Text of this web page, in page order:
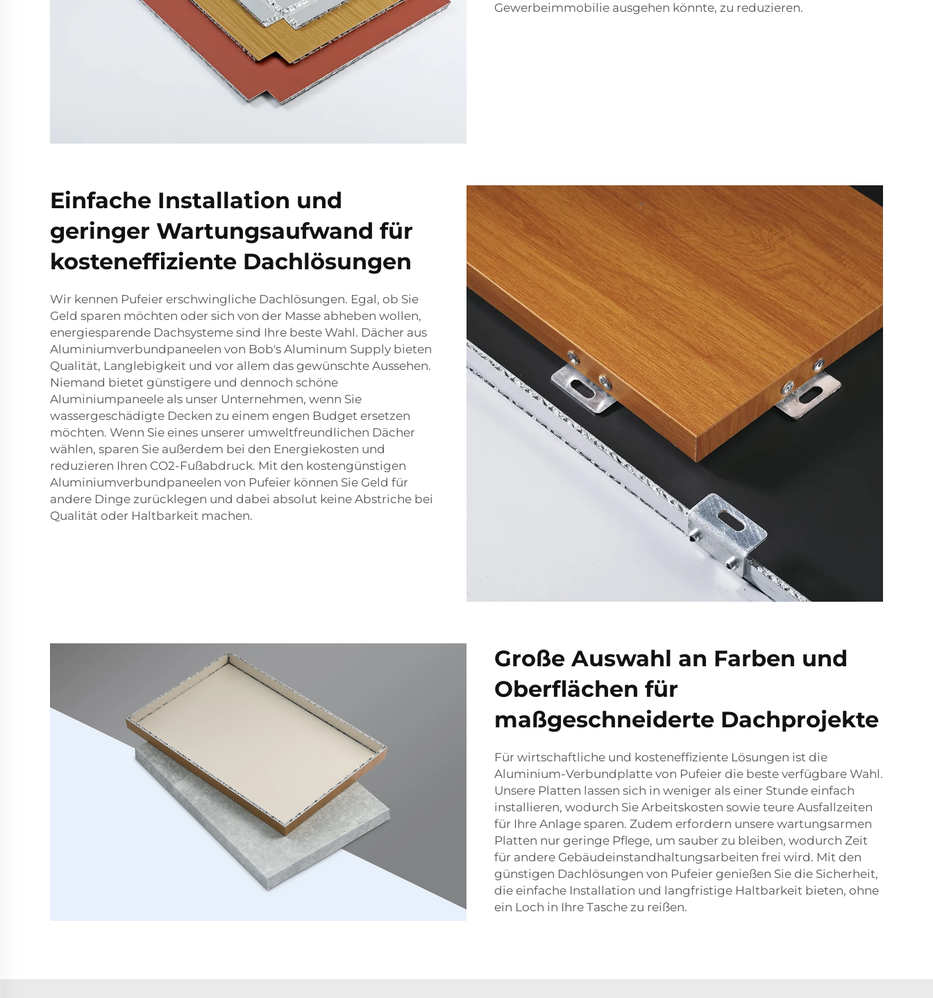
Gewerbeimmobilie ausgehen könnte, zu reduzieren.
Einfache Installation und
geringer Wartungsaufwand für
kosteneffiziente Dachlösungen
Wir kennen Pufeier erschwingliche Dachlösungen. Egal, ob Sie
Geld sparen möchten oder sich von der Masse abheben wollen,
energiesparende Dachsysteme sind Ihre beste Wahl. Dächer aus
Aluminiumverbundpaneelen von Bob's Aluminum Supply bieten
Qualität, Langlebigkeit und vor allem das gewünschte Aussehen.
Niemand bietet günstigere und dennoch schöne
Aluminiumpaneele als unser Unternehmen, wenn Sie
wassergeschädigte Decken zu einem engen Budget ersetzen
möchten. Wenn Sie eines unserer umweltfreundlichen Dächer
wählen, sparen Sie außerdem bei den Energiekosten und
reduzieren Ihren CO2-Fußabdruck. Mit den kostengünstigen
Aluminiumverbundpaneelen von Pufeier können Sie Geld für
andere Dinge zurücklegen und dabei absolut keine Abstriche bei
Qualität oder Haltbarkeit machen.
Große Auswahl an Farben und
Oberflächen für
maßgeschneiderte Dachprojekte
Für wirtschaftliche und kosteneffiziente Lösungen ist die
Aluminium-Verbundplatte von Pufeier die beste verfügbare Wahl.
Unsere Platten lassen sich in weniger als einer Stunde einfach
installieren, wodurch Sie Arbeitskosten sowie teure Ausfallzeiten
für Ihre Anlage sparen. Zudem erfordern unsere wartungsarmen
Platten nur geringe Pflege, um sauber zu bleiben, wodurch Zeit
für andere Gebäudeinstandhaltungsarbeiten frei wird. Mit den
günstigen Dachlösungen von Pufeier genießen Sie die Sicherheit,
die einfache Installation und langfristige Haltbarkeit bieten, ohne
ein Loch in Ihre Tasche zu reißen.